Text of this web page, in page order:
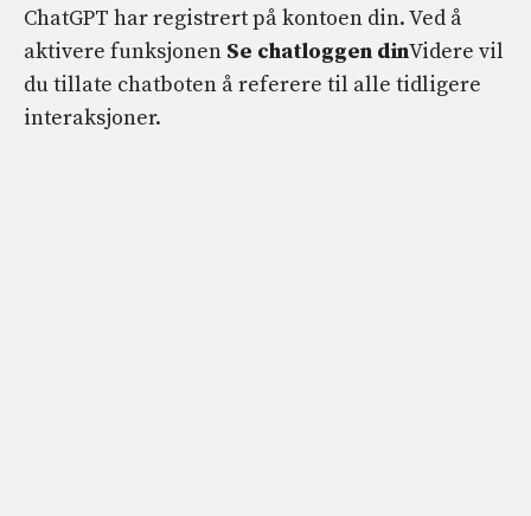
ChatGPT har registrert på kontoen din. Ved å
aktivere funksjonen Se chatloggen dinVidere vil
du tillate chatboten å referere til alle tidligere
interaksjoner.